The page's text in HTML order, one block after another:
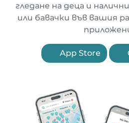
гледане на деца и
или бавачки във вашия
App Store